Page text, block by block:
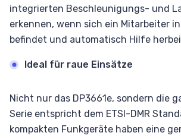
integrierten Beschleunigungs- und
erkennen, wenn sich ein Mitarbeiter
befindet und automatisch Hilfe
Ideal für raue Einsätze
Nicht nur das DP3661e, sondern die
Serie entspricht dem ETSI-DMR
kompakten Funkgeräte haben eine